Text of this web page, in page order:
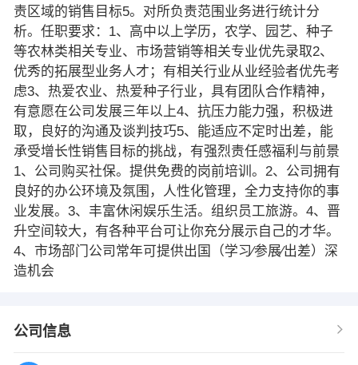
责区域的销售目标5。对所负责范围业务进行统计分
析。任职要求：1、高中以上学历，农学、园艺、种子
等农林类相关专业、市场营销等相关专业优先录取2、
优秀的拓展型业务人才；有相关行业从业经验者优先考
虑3、热爱农业、热爱种子行业，具有团队合作精神，
有意愿在公司发展三年以上4、抗压力能力强，积极进
取，良好的沟通及谈判技巧5、能适应不定时出差，能
承受增长性销售目标的挑战，有强烈责任感福利与前景
1、公司购买社保。提供免费的岗前培训。2、公司拥有
良好的办公环境及氛围，人性化管理，全力支持你的事
业发展。3、丰富休闲娱乐生活。组织员工旅游。4、晋
升空间较大，有各种平台可让你充分展示自己的才华。
4、市场部门公司常年可提供出国（学习∕参展∕出差）深
造机会
公司信息